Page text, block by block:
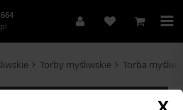
Torby myśliwskie Torba